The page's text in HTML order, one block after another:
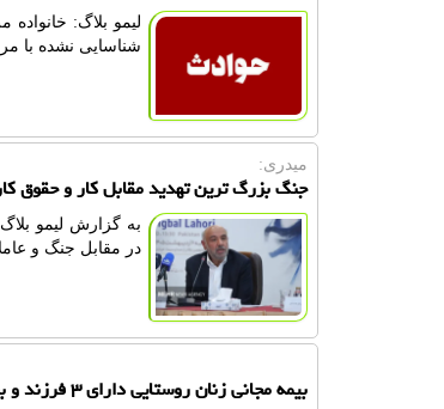
شناسایی نشده با
میدری:
جنگ بزرگ ترین تهدید مقابل کار و حقوق
به گزارش لیمو
در مقابل جنگ و
بیمه مجانی زنان روستایی دارای ۳ فرزند و بیشتر